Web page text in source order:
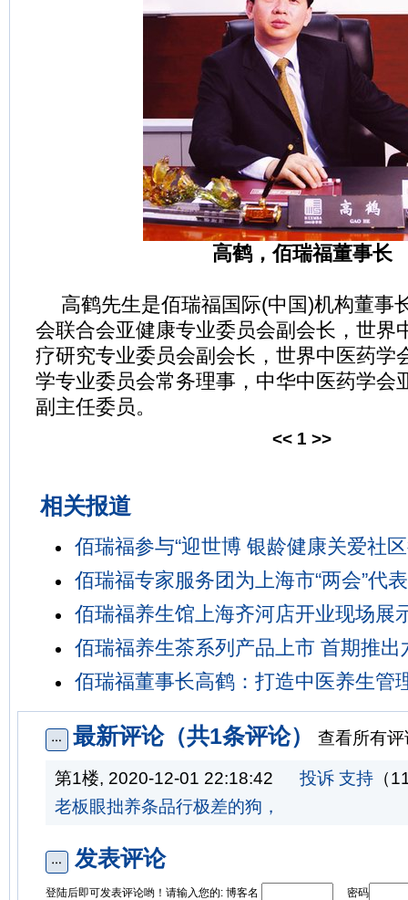
高鹤，佰瑞福董事长
高鹤先生是佰瑞福国际(中国)机构董事
会联合会亚健康专业委员会副会长，世界
疗研究专业委员会副会长，世界中医药学
学专业委员会常务理事，中华中医药学会
副主任委员。
<< 1 >>
相关报道
佰瑞福参与“迎世博 银龄健康关爱社
佰瑞福专家服务团为上海市“两会”代
佰瑞福养生馆上海齐河店开业现场展
佰瑞福养生茶系列产品上市 首期推出
佰瑞福董事长高鹤：打造中医养生管
最新评论（共1条评论） 查看所有
第1楼, 2020-12-01 22:18:42 投诉 支持 （
老板眼拙养条品行极差的狗，
发表评论
登陆后即可发表评论哟！请输入您的: 博客名 密码